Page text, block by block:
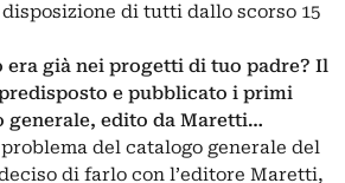
di tutti dallo scorso 15
era già nei progetti di tuo padre? Il
e pubblicato i primi
generale, edito da Maretti…
del catalogo generale del
di farlo con l’editore Maretti,